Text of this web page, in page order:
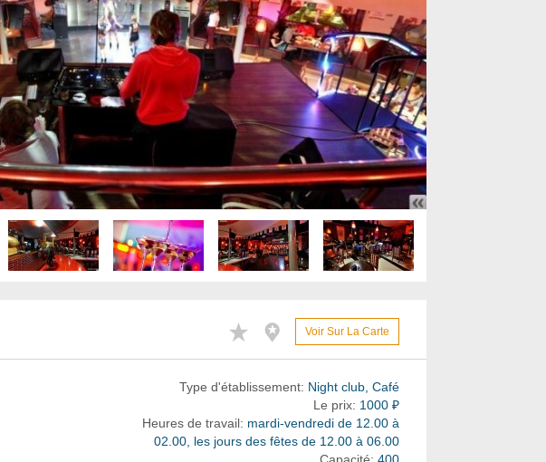
Voir Sur La Carte
Type d'établissement: Night club, Café
Le prix: 1000 ₽
Heures de travail: mardi-vendredi de 12.00 à
02.00, les jours des fêtes de 12.00 à 06.00